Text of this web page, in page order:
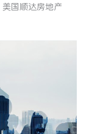
美国顺达房地产